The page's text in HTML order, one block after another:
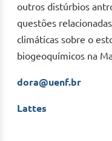
outros distúrbios
questões
climáticas sobre o
biogeoquímicos na
dora@uenf.br
Lattes